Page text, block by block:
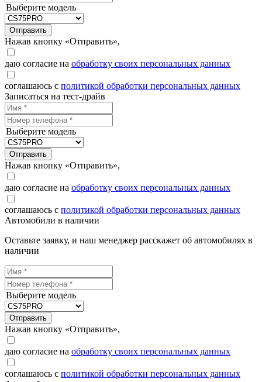
Выберите модель
Отправить
Нажав кнопку «Отправить»,
даю согласие на обработку своих персональных данных
соглашаюсь с политикой обработки персональных данных
Записаться на тест-драйв
Выберите модель
Отправить
Нажав кнопку «Отправить»,
даю согласие на обработку своих персональных данных
соглашаюсь с политикой обработки персональных данных
Автомобили в наличии
Оставьте заявку, и наш менеджер расскажет об автомобилях в
наличии
Выберите модель
Отправить
Нажав кнопку «Отправить»,
даю согласие на обработку своих персональных данных
соглашаюсь с политикой обработки персональных данных